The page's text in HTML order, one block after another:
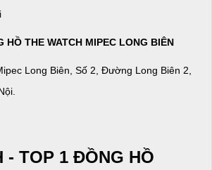
HỒ THE WATCH MIPEC LONG BIÊN
Long Biên, Số 2, Đường Long Biên 2,
- TOP 1 ĐỒNG HỒ